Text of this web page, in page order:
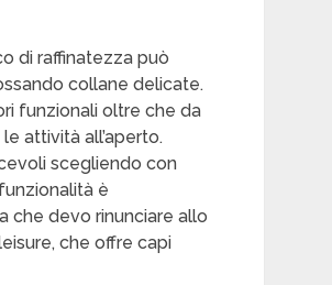
di raffinatezza può
collane delicate.
funzionali oltre che da
attività all’aperto.
scegliendo con
è
che devo rinunciare allo
che offre capi